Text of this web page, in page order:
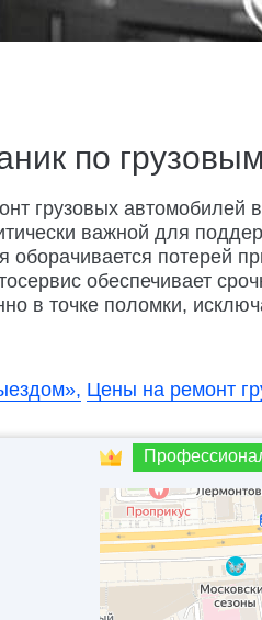
по
грузовых автомобилей
важной для
оборачивается потерей
обеспечивает
в точке поломки,
Цены на ремонт